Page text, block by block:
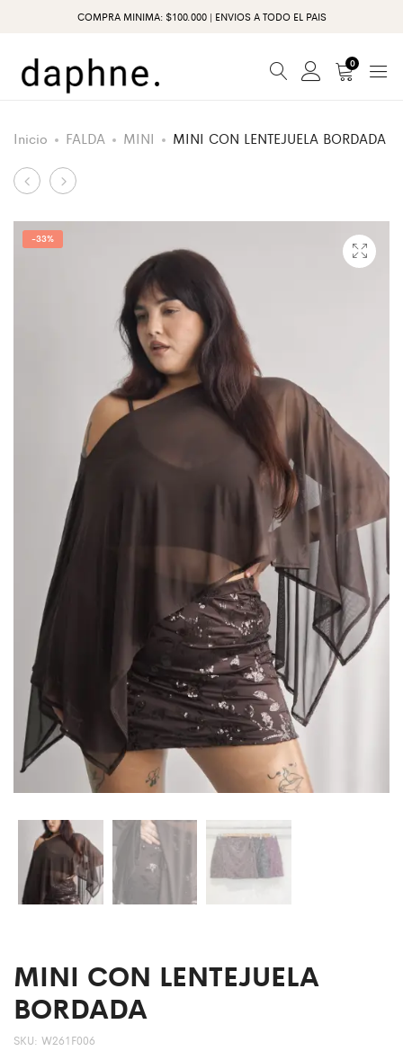
COMPRA MINIMA: $100.000 | ENVIOS A TODO EL PAIS
0
Inicio FALDA MINI MINI CON LENTEJUELA BORDADA
Producto
de
navegación
CARDIGAN
RAYADO
VESTIDO
CON
-33%
MINI CON LENTEJUELA
BORDADA
SKU: W261F006